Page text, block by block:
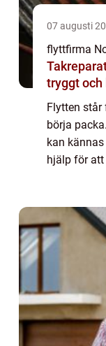
07 augusti
flyttfirma
Takreparation så håller du
tryggt
Flytten står
börja
kan
hjälp för att